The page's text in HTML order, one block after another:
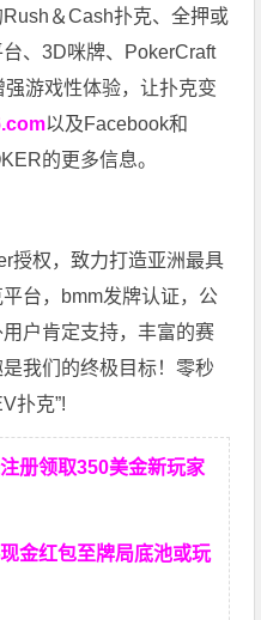
＆Cash扑克、全押或
、3D咪牌、PokerCraft
游戏性体验，让扑克变
以及Facebook和
的更多信息。
授权，致力打造亚洲最具
台，bmm发牌认证，公
户肯定支持，丰富的赛
我们的终极目标！零秒
扑克”!
册领取350美金新玩家
金红包至牌局底池或玩